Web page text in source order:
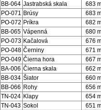
BB-064 Jastrabská skala 683
PO-071 Brúsy 683
PO-072 Príkra 682
BB-065 Vápenná 680
PO-073 Kačalová 676
PO-048 Černiny 671
PO-049 Čierna hora 667
BA-006 Čierna skala 662
BB-034 Šiator 660
BB-066 Rohy 656
TN-024 Klapy 654
TN-043 Sokol 651